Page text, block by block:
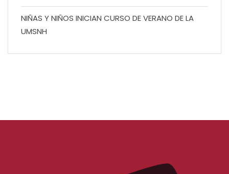
NIÑAS Y NIÑOS INICIAN CURSO DE VERANO DE LA
UMSNH